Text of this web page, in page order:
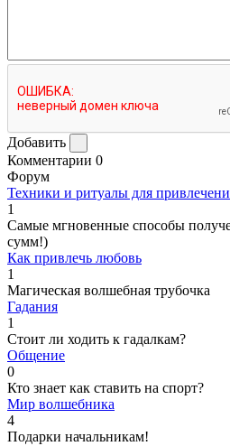
Добавить
Комментарии 0
Форум
Техники и ритуалы для
1
Самые мгновенные способы
сумм!)
Как привлечь любовь
1
Магическая волшебная трубочка
Гадания
1
Стоит ли ходить к гадалкам?
Общение
0
Кто знает как ставить на спорт?
Мир волшебника
4
Подарки начальникам!